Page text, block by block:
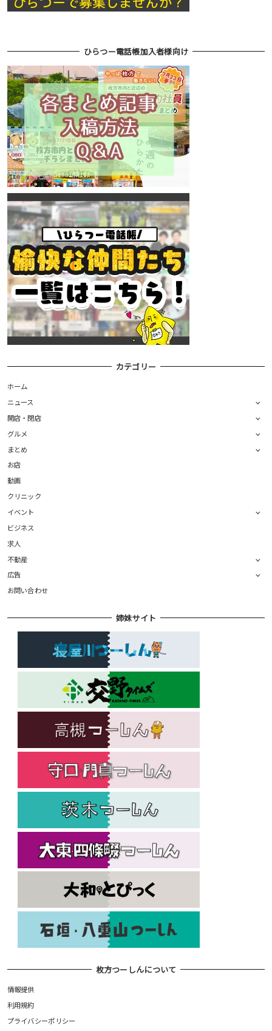
ひらつー電話帳加入者様向け
カテゴリー
ホーム
ニュース
開店・閉店
グルメ
まとめ
お店
動画
クリニック
イベント
ビジネス
求人
不動産
広告
お問い合わせ
姉妹サイト
枚方つーしんについて
情報提供
利用規約
プライバシーポリシー